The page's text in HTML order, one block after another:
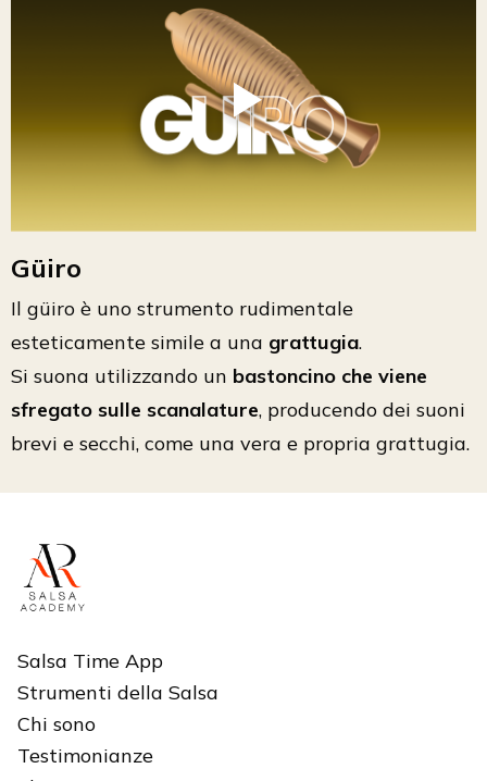
Güiro
Il güiro è uno strumento rudimentale
esteticamente simile a una grattugia.
Si suona utilizzando un bastoncino che viene
sfregato sulle scanalature, producendo dei suoni
brevi e secchi, come una vera e propria grattugia.
Salsa Time App
Strumenti della Salsa
Chi sono
Testimonianze